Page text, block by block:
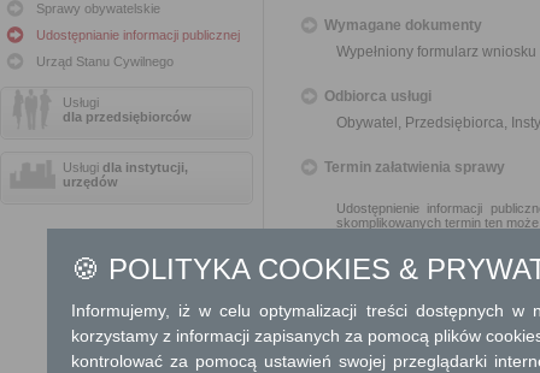
Sprawy obywatelskie
Udostępnianie informacji publicznej
Urząd Stanu Cywilnego
Usługi
dla przedsiębiorców
Usługi dla instytucji,
urzędów
Wymagane dokumenty
Wypełniony formularz
Odbiorca usługi
Obywatel, Przedsiębiorca,
Termin załatwienia sprawy
Udostępnienie informacji
skomplikowanych termin ten
Informacja
Dodatkowe
Opłata
🍪 POLITYKA COOKIES &
Informujemy, iż w celu optymalizacji treści dostępnych w
korzystamy z informacji zapisanych za pomocą plików
kontrolować za pomocą ustawień swojej przeglądarki